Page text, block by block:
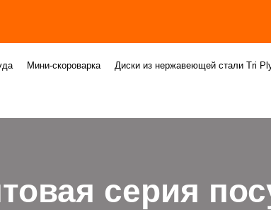
Мини-скороварка Диски из нержавеющей стали Tri
серия